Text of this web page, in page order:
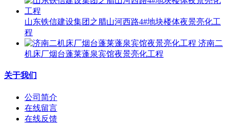
山东铁信建设集团之腊山河西路4#地块楼体夜景亮化工
程
济南二
机床厂烟台蓬莱蓬泉宾馆夜景亮化工程
关于我们
公司简介
在线留言
在线反馈